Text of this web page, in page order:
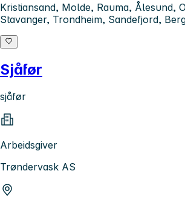
Kristiansand, Molde, Rauma, Ålesund,
Stavanger, Trondheim, Sandefjord,
Sjåfør
sjåfør
Arbeidsgiver
Trøndervask AS